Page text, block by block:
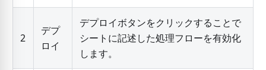
2
デプ
ロイ
デプロイボタンをクリックすることで
シートに記述した処理フローを有効化
します。